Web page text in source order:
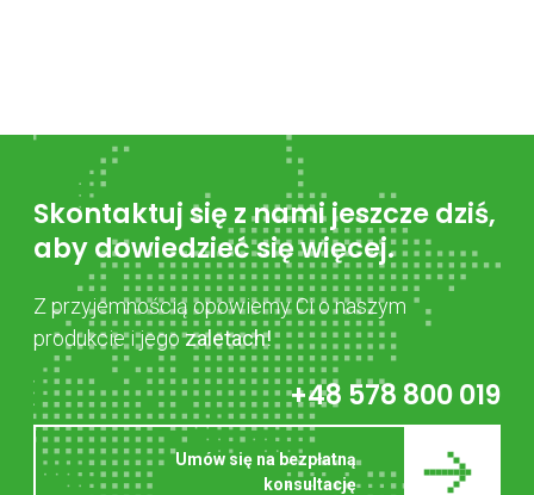
Skontaktuj się z nami jeszcze dziś,
aby dowiedzieć się więcej.
Z przyjemnością opowiemy Ci o naszym
produkcie i jegozaletach!
+48 578 800 019
Umów się na bezpłatną
konsultację